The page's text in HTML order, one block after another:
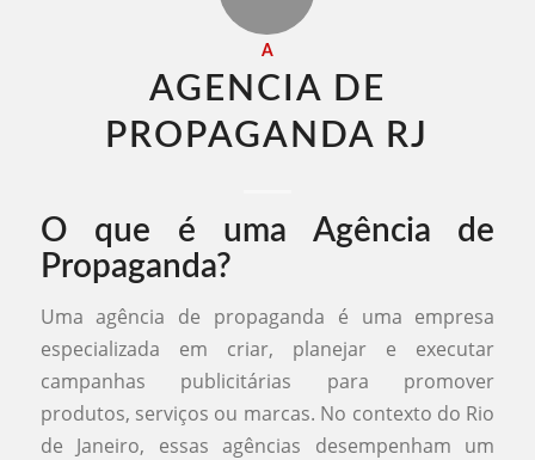
A
AGENCIA DE
PROPAGANDA RJ​
O que é uma Agência de
Propaganda?
Uma agência de propaganda é uma empresa
especializada em criar, planejar e executar
campanhas publicitárias para promover
produtos, serviços ou marcas. No contexto do Rio
de Janeiro, essas agências desempenham um